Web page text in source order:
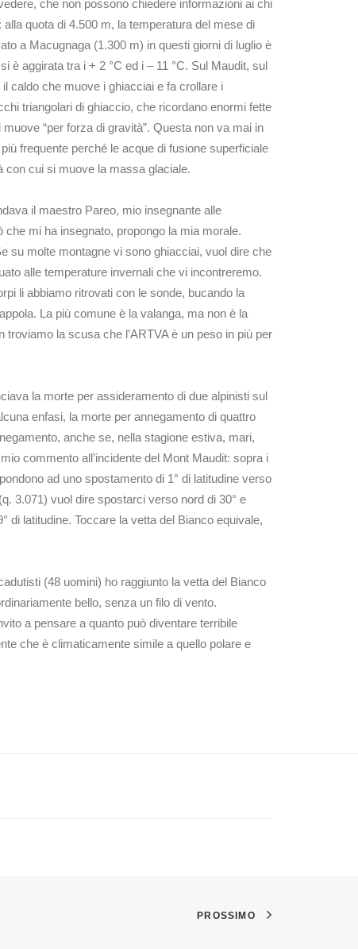
che non possono chiedere informazioni ai chi
quota di 4.500 m, la temperatura del mese di
a Macugnaga (1.300 m) in questi giorni di luglio è
è aggirata tra i + 2 °C ed i – 11 °C. Sul Maudit, sul
caldo che muove i ghiacciai e fa crollare i
triangolari di ghiaccio, che ricordano enormi fette
“per forza di gravità”. Questa non va mai in
frequente perché le acque di fusione superficiale
con cui si muove la massa glaciale.
il maestro Pareo, mio insegnante alle
che mi ha insegnato, propongo la mia morale.
su molte montagne vi sono ghiacciai, vuol dire che
alle temperature invernali che vi incontreremo.
li abbiamo ritrovati con le sonde, bucando la
La più comune è la valanga, ma non è la
la scusa che l’ARTVA è un peso in più per
la morte per assideramento di due alpinisti sul
enfasi, la morte per annegamento di quattro
anche se, nella stagione estiva, mari,
commento all’incidente del Mont Maudit: sopra i
ad uno spostamento di 1° di latitudine verso
3.071) vuol dire spostarci verso nord di 30° e
di latitudine. Toccare la vetta del Bianco equivale,
(48 uomini) ho raggiunto la vetta del Bianco
bello, senza un filo di vento.
a pensare a quanto può diventare terribile
che è climaticamente simile a quello polare e
PROSSIMO